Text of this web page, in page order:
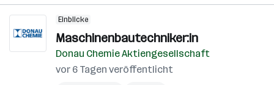
Einblicke
Maschinenbautechniker:in
Donau Chemie Aktiengesellschaft
vor 6 Tagen veröffentlicht